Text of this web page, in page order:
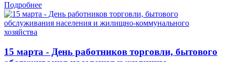
Подробнее
15 марта - День работников торговли, бытового